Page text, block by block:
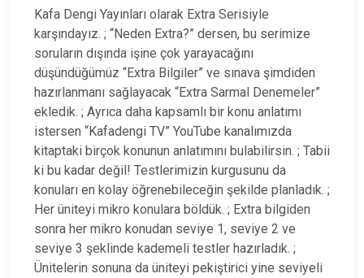
Kafa Dengi Yayınları olarak Extra Serisiyle
karşındayız. ; “Neden Extra?” dersen, bu serimize
soruların dışında işine çok yarayacağını
düşündüğümüz “Extra Bilgiler” ve sınava şimdiden
hazırlanmanı sağlayacak “Extra Sarmal Denemeler”
ekledik. ; Ayrıca daha kapsamlı bir konu anlatımı
istersen “Kafadengi TV” YouTube kanalımızda
kitaptaki birçok konunun anlatımını bulabilirsin. ; Tabii
ki bu kadar değil! Testlerimizin kurgusunu da
konuları en kolay öğrenebileceğin şekilde planladık. ;
Her üniteyi mikro konulara böldük. ; Extra bilgiden
sonra her mikro konudan seviye 1, seviye 2 ve
seviye 3 şeklinde kademeli testler hazırladık. ;
Ünitelerin sonuna da üniteyi pekiştirici yine seviyeli